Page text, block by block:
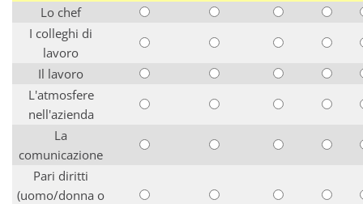
Lo chef
I colleghi di
lavoro
Il lavoro
L'atmosfere
nell'azienda
La
comunicazione
Pari diritti
(uomo/donna o